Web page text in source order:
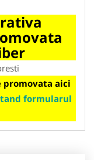
promovata aici
formularul